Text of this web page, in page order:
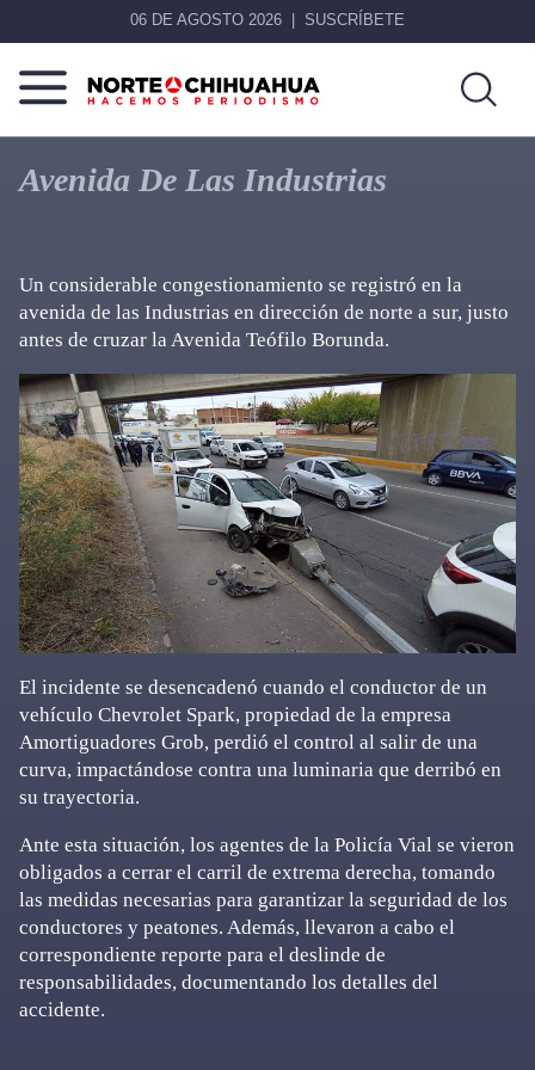
06 DE AGOSTO 2026 SUSCRÍBETE
Norte
De
Chihuahua
Más
que
noticias,
Avenida De Las Industrias
Un considerable congestionamiento se registró en la
avenida de las Industrias en dirección de norte a sur, justo
antes de cruzar la Avenida Teófilo Borunda.
El incidente se desencadenó cuando el conductor de un
vehículo Chevrolet Spark, propiedad de la empresa
Amortiguadores Grob, perdió el control al salir de una
curva, impactándose contra una luminaria que derribó en
su trayectoria.
Ante esta situación, los agentes de la Policía Vial se vieron
obligados a cerrar el carril de extrema derecha, tomando
las medidas necesarias para garantizar la seguridad de los
conductores y peatones. Además, llevaron a cabo el
correspondiente reporte para el deslinde de
responsabilidades, documentando los detalles del
accidente.